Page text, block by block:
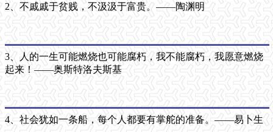
2、不戚戚于贫贱，不汲汲于富贵。——陶渊明
3、人的一生可能燃烧也可能腐朽，我不能腐朽，我愿意燃烧
起来！——奥斯特洛夫斯基
4、社会犹如一条船，每个人都要有掌舵的准备。——易卜生